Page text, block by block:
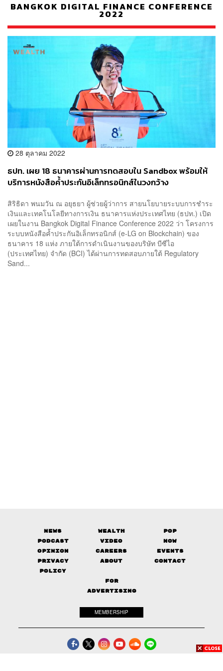
BANGKOK DIGITAL FINANCE CONFERENCE
2022
28 ตุลาคม 2022
ธปท. เผย 18 ธนาคารผ่านการทดสอบใน Sandbox พร้อมให้
บริการหนังสือค้ำประกันอิเล็กทรอนิกส์ในวงกว้าง
สิริธิดา พนมวัน ณ อยุธยา ผู้ช่วยผู้ว่าการ สายนโยบายระบบการชำระ
เงินและเทคโนโลยีทางการเงิน ธนาคารแห่งประเทศไทย (ธปท.) เปิด
เผยในงาน Bangkok Digital Finance Conference 2022 ว่า โครงการ
ระบบหนังสือค้ำประกันอิเล็กทรอนิกส์ (e-LG on Blockchain) ของ
ธนาคาร 18 แห่ง ภายใต้การดำเนินงานของบริษัท บีซีไอ
(ประเทศไทย) จำกัด (BCI) ได้ผ่านการทดสอบภายใต้ Regulatory
Sand...
News Wealth
Pop
Podcast
Video
Now
Opinion
Careers
Events
Privacy
Policy
About Contact
FOR
ADVERTISING
MEMBERSHIP